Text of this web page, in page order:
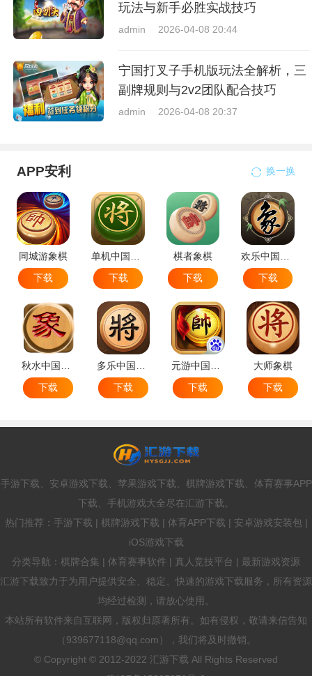
玩法与新手必胜实战技巧
admin 2026-04-08 20:44
宁国打叉子手机版玩法全解析，三
副牌规则与2v2团队配合技巧
admin 2026-04-08 20:37
APP安利 换一换
同城游象棋
下载
单机中国象棋
下载
棋者象棋
下载
欢乐中国象棋
下载
秋水中国象棋
下载
多乐中国象棋
下载
元游中国象棋
下载
大师象棋
下载
手游下载、安卓游戏下载、苹果游戏下载、棋牌游戏下载、体育赛事APP
下载、手机游戏大全尽在汇游下载。
热门推荐：手游下载 | 棋牌游戏下载 | 体育APP下载 | 安卓游戏安装包 |
iOS游戏下载
分类导航：棋牌合集 | 体育赛事软件 | 真人竞技平台 | 最新游戏资源
汇游下载致力于为用户提供安全、稳定、快速的游戏下载服务，所有资源
均经过检测，请放心使用。
本站所有软件来自互联网，版权归原著所有。如有侵权，敬请来信告知
（939677118@qq.com），我们将及时撤销。
© Copyright © 2012-2022 汇游下载 All Rights Reserved